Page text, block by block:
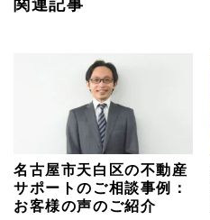
関連記事
名古屋市天白区の不動産
サポートのご相談事例：
お客様の声のご紹介